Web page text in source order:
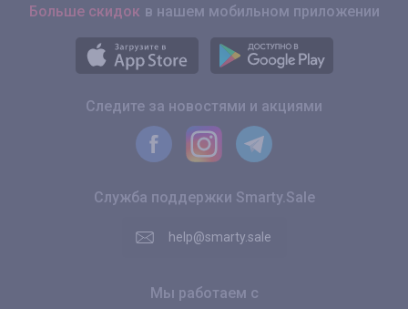
Больше скидок в нашем мобильном приложении
Следите за новостями и акциями
Служба поддержки Smarty.Sale
help@smarty.sale
Мы работаем с